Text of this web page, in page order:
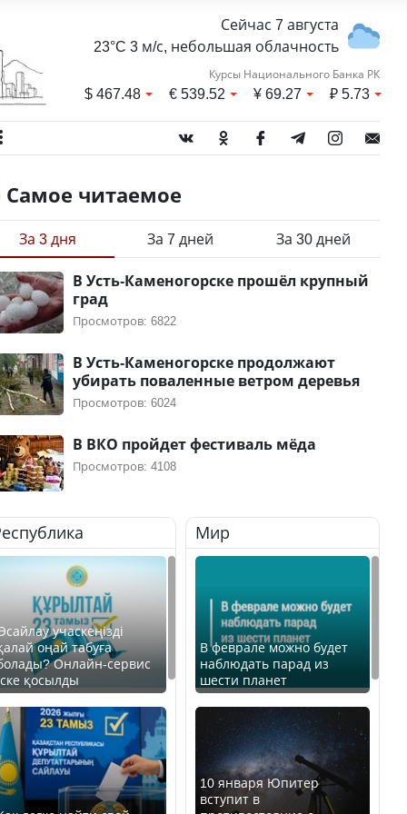
Сейчас 7 августа
23°C 3 м/с, небольшая облачность
Курсы Национального Банка РК
$467.48 €539.52 ¥69.27 ₽5.73
Самое читаемое
За 3 дня За 7 дней За 30 дней
В Усть-Каменогорске прошёл крупный
град
Просмотров: 6822
В Усть-Каменогорске продолжают
убирать поваленные ветром деревья
Просмотров: 6024
В ВКО пройдет фестиваль мёда
Просмотров: 4108
учаскеңізді
оңай табуға
Онлайн-сервис
қосылды
Мир
В феврале можно будет
наблюдать парад из
шести планет
10 января Юпитер
вступит в